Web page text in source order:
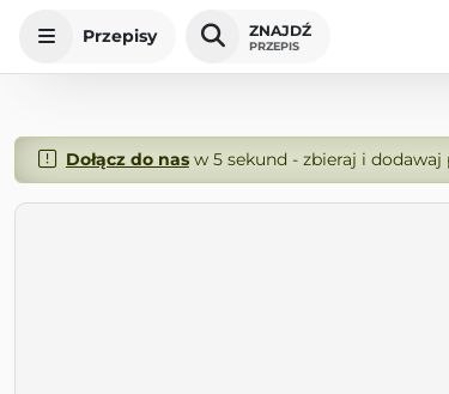
Przepisy ZNAJDŹ
PRZEPIS
Dołącz do nasw 5 sekund - zbieraj i dodawaj